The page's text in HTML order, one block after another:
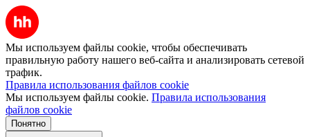
Мы используем файлы cookie, чтобы обеспечивать
правильную работу нашего веб-сайта и анализировать сетевой
трафик.
Правила использования файлов cookie
Мы используем файлы cookie. Правила использования
файлов cookie
Понятно